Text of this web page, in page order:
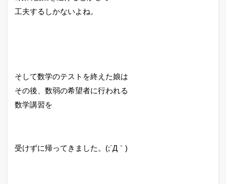
工夫するしかないよね。
そして数学のテストを終えた娘は
その後、数弱の希望者に行われる
数学講習を
受けずに帰ってきました。(;´Д｀)